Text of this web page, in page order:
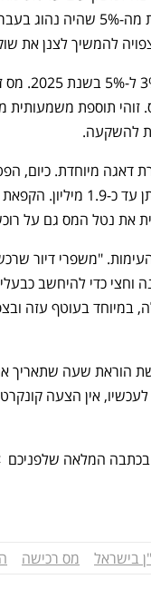
להמשיך לצנן את
את נטל המס גם על
בכתבה המלאה שלפניכם
בישראל מס רכישה